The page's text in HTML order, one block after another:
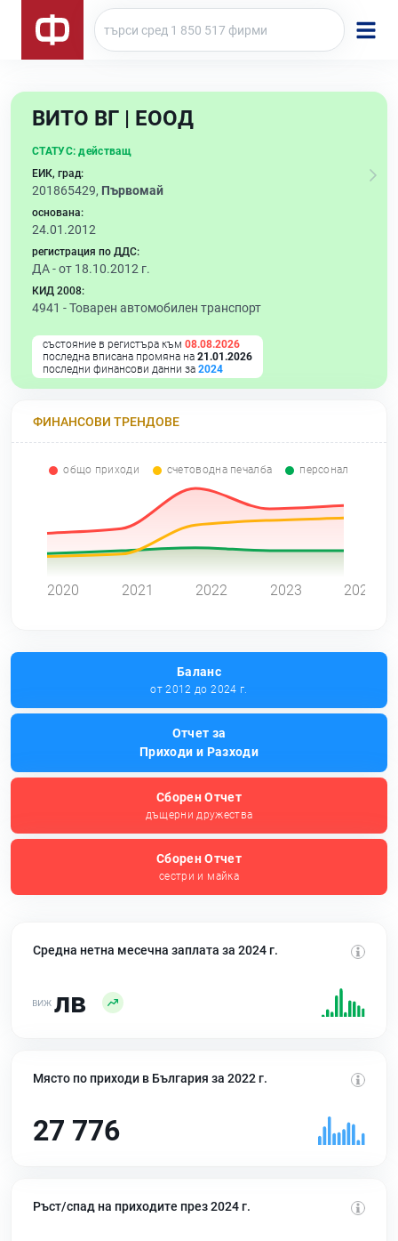
ВИТО ВГ | ЕООД
СТАТУС: действащ
ЕИК, град:
201865429, Първомай
основана:
24.01.2012
регистрация по ДДС:
ДА - от 18.10.2012 г.
КИД 2008:
4941 -Товарен автомобилен транспорт
състояние в регистъра към 08.08.2026
последна вписана промяна на 21.01.2026
последни финансови данни за 2024
ФИНАНСОВИ ТРЕНДОВЕ
общо приходи счетоводна печалба персонал
2020 2021 2022 2023 2024
Баланс
от 2012 до 2024 г.
Отчет за
Приходи и Разходи
Сборен Отчет
дъщерни дружества
Сборен Отчет
сестри и майка
Средна нетна месечна заплата за 2024 г.
лв
Място по приходи в България за 2022 г.
27 776
Ръст/спад на приходите през 2024 г.